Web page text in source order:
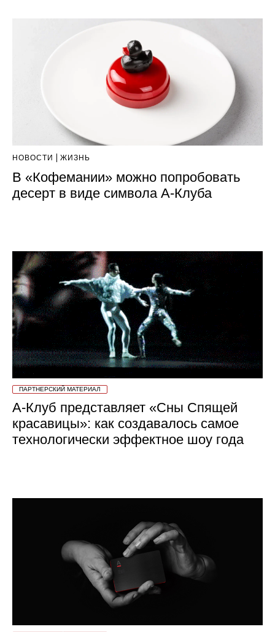
НОВОСТИ ЖИЗНЬ
В «Кофемании» можно попробовать
десерт в виде символа А-Клуба
ПАРТНЕРСКИЙ МАТЕРИАЛ
А-Клуб представляет «Сны Спящей
красавицы»: как создавалось самое
технологически эффектное шоу года